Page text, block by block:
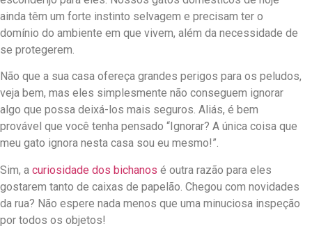
ainda têm um forte instinto selvagem e precisam ter o
domínio do ambiente em que vivem, além da necessidade de
se protegerem.
Não que a sua casa ofereça grandes perigos para os peludos,
veja bem, mas eles simplesmente não conseguem ignorar
algo que possa deixá-los mais seguros. Aliás, é bem
provável que você tenha pensado “Ignorar? A única coisa que
meu gato ignora nesta casa sou eu mesmo!”.
Sim, a curiosidade dos bichanos é outra razão para eles
gostarem tanto de caixas de papelão. Chegou com novidades
da rua? Não espere nada menos que uma minuciosa inspeção
por todos os objetos!